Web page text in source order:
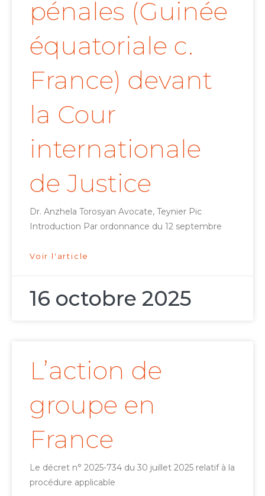
pénales (Guinée
équatoriale c.
France) devant
la Cour
internationale
de Justice
Dr. Anzhela Torosyan Avocate, Teynier Pic
Introduction Par ordonnance du 12 septembre
Voir l'article
16 octobre 2025
L’action de
groupe en
France
Le décret n° 2025-734 du 30 juillet 2025 relatif à la
procédure applicable